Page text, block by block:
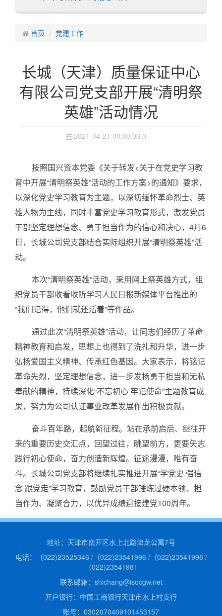
各分中心
中心业务
非认证业务
证书展示
中心活动
通知公告
认证动态
招聘启事
知识园地
认证业务法律法规
非认证业务法律法规
信息公开
企业基本信息
组织人事信息
财务信息
其他信息
实施规则
专题栏目
首页 党建工作
长城（天津）质量保证中心
有限公司党支部开展“清明祭
英雄”活动情况
2021-04-21 00:00:00.0
按照国兴资本党委《关于转发<关于在党史学习教
育中开展“清明祭英雄”活动的工作方案>的通知》要求，
以深化党史学习教育为主题，以深切缅怀革命烈士、英
雄人物为主线，同时丰富党史学习教育形式，激发党员
干部坚定理想信念、勇于担当作为的信心和决心，4月6
日，长城公司党支部结合实际组织开展“清明祭英雄”活
动。
本次“清明祭英雄”活动，采用网上祭英雄方式，组
织党员干部收看收听学习人民日报新媒体平台推出的
“我们记得，他们就还活着”等作品。
通过此次“清明祭英雄”活动，让同志们经历了革命
精神教育和启发，思想上也得到了洗礼和升华，进一步
弘扬爱国主义精神、传承红色基因。大家表示，将铭记
革命先烈，坚定理想信念，进一步发扬勇于担当和无私
奉献的精神，持续深化“不忘初心 牢记使命”主题教育成
果，努力为公司认证事业改革发展作出积极贡献。
奋斗百年路，起航新征程。站在承前启后、继往开
来的重要历史交汇点，回望过往，眺望前方，更要矢志
践行初心使命，奋力创造新辉煌。征途漫漫，唯有奋
斗。长城公司党支部将继续扎实推进开展“学党史 强信
念 跟党走”学习教育，鼓励党员干部锤炼过硬本领、担
当作为、凝聚合力，以优异成绩迎接建党100周年。
地址：天津市南开区水上北路津龙公寓7号
电话：（022)23525346 /（022)23541996 /（022)23541998 /
（022)23541981
联系邮箱：shichang@isocgw.net
开户银行：中国工商银行天津市水上村支行
账号：0302070409101453157